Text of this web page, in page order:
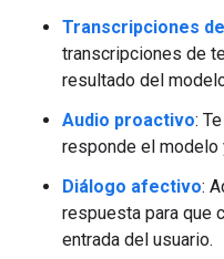
Transcripciones
transcripciones de
resultado del
Audio proactivo:
responde el modelo
Diálogo afectivo:
respuesta para que
entrada del usuario.